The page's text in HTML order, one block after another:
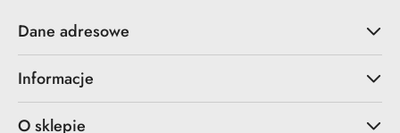
Dane adresowe
Informacje
O sklepie